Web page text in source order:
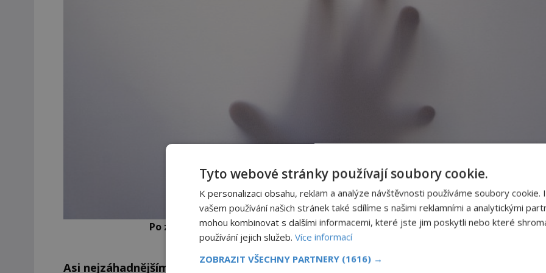
Po ztracených lidech nezůstala ani stopa. Těla se nikdy nenašla.
Asi nejzáhadnějším zmizením v oblasti byl případ úředníka Wiliama Kowalskiho. Ten 25.
Tyto webové stránky používají soubory cookie.
K personalizaci obsahu, reklam a analýze návštěvnosti používáme soubory cookie.
vašem používání našich stránek také sdílíme s našimi reklamními a analytickými
mohou kombinovat s dalšími informacemi, které jste jim poskytli nebo které
používání jejich služeb. Více informací
ZOBRAZIT VŠECHNY PARTNERY (1616) →